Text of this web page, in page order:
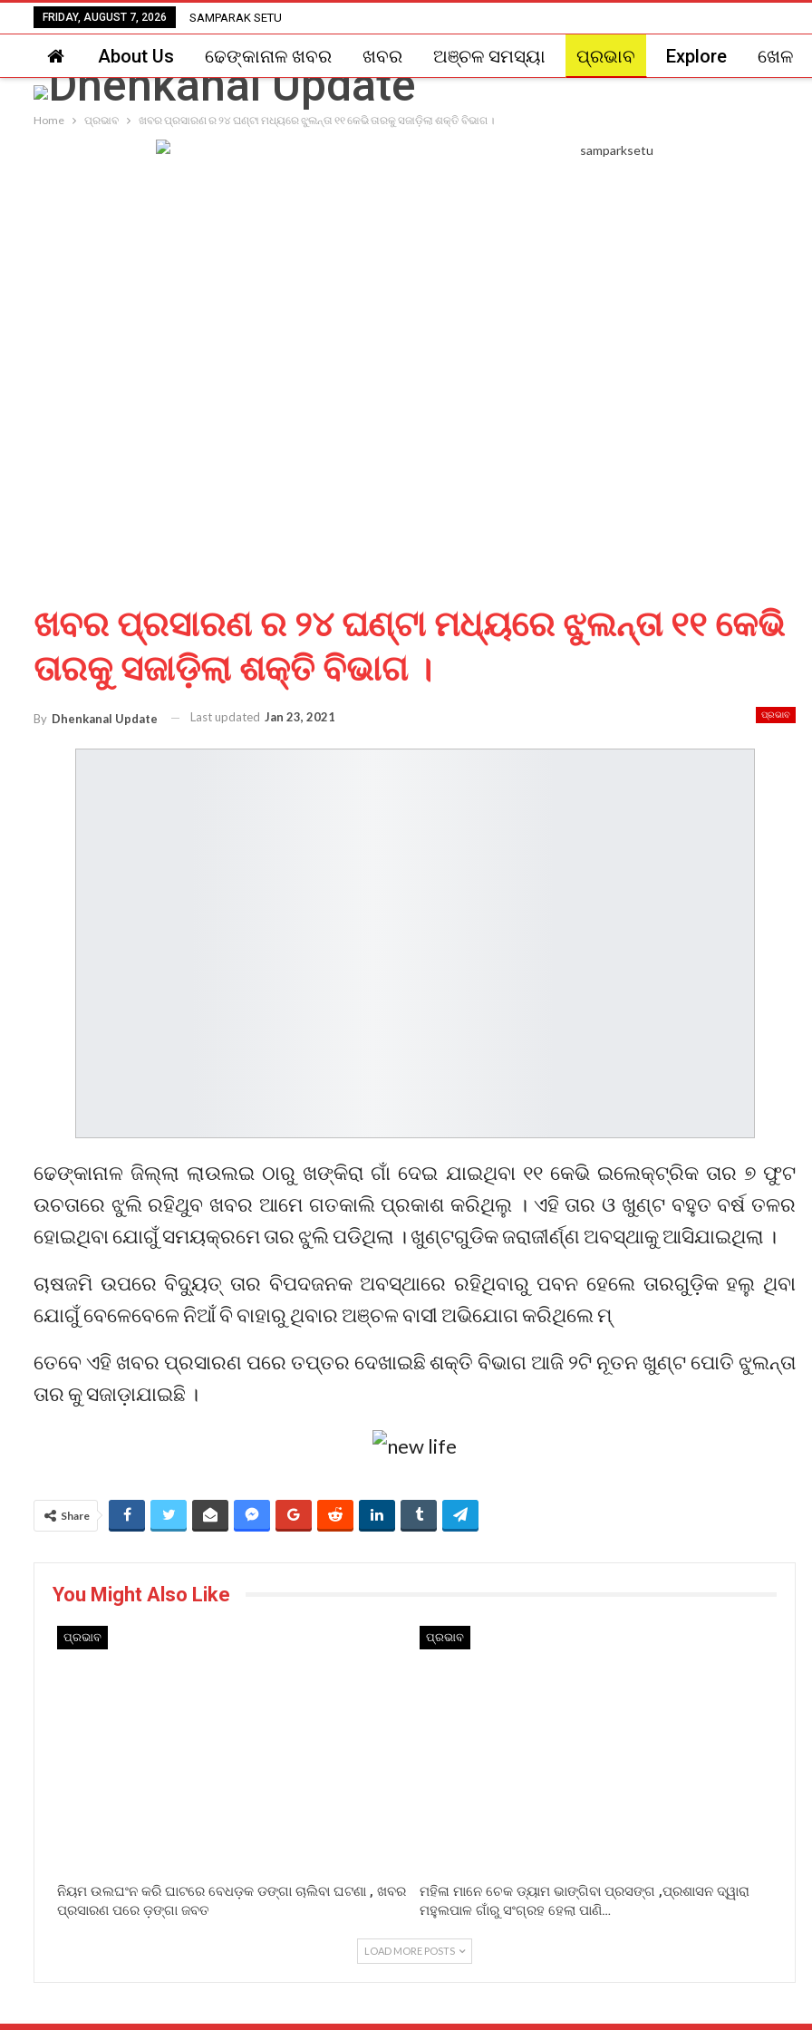
FRIDAY, AUGUST 7, 2026 SAMPARAK SETU
About Us ଢେଙ୍କାନାଳ ଖବର ଖବର ଅଞ୍ଚଳ ସମସ୍ୟା ପ୍ରଭାବ Explore ଖେଳ
Home ପ୍ରଭାବ ଖବର ପ୍ରସାରଣ ର ୨୪ ଘଣ୍ଟା ମଧ୍ୟରେ ଝୁଲନ୍ତା ୧୧ କେଭି ତାରକୁ ସଜାଡ଼ିଲା ଶକ୍ତି ବିଭାଗ ।
ଖବର ପ୍ରସାରଣ ର ୨୪ ଘଣ୍ଟା ମଧ୍ୟରେ ଝୁଲନ୍ତା ୧୧ କେଭି
ତାରକୁ ସଜାଡ଼ିଲା ଶକ୍ତି ବିଭାଗ ।
ପ୍ରଭାବ
By Dhenkanal Update Last updated Jan 23, 2021
ଢେଙ୍କାନାଳ ଜିଲ୍ଲା ଲାଉଲଇ ଠାରୁ ଖଙ୍କିରା ଗାଁ ଦେଇ ଯାଇଥିବା ୧୧ କେଭି ଇଲେକ୍ଟ୍ରିକ ତାର ୭ ଫୁଟ
ଉଚତାରେ ଝୁଲି ରହିଥୁବ ଖବର ଆମେ ଗତକାଲି ପ୍ରକାଶ କରିଥିଲୁ । ଏହି ତାର ଓ ଖୁଣ୍ଟ ବହୁତ ବର୍ଷ ତଳର
ହୋଇଥିବା ଯୋଗୁଁ ସମୟକ୍ରମେ ତାର ଝୁଲି ପଡିଥିଲା । ଖୁଣ୍ଟଗୁଡିକ ଜରାଜୀର୍ଣ୍ଣ ଅବସ୍ଥାକୁ ଆସିଯାଇଥିଲା ।
ଚାଷଜମି ଉପରେ ବିଦ୍ୟୁତ୍ ତାର ବିପଦଜନକ ଅବସ୍ଥାରେ ରହିଥିବାରୁ ପବନ ହେଲେ ତାରଗୁଡ଼ିକ ହଲୁ ଥିବା
ଯୋଗୁଁ ବେଳେବେଳେ ନିଆଁ ବି ବାହାରୁ ଥିବାର ଅଞ୍ଚଳ ବାସୀ ଅଭିଯୋଗ କରିଥିଲେ ମ୍
ତେବେ ଏହି ଖବର ପ୍ରସାରଣ ପରେ ତପ୍ତର ଦେଖାଇଛି ଶକ୍ତି ବିଭାଗ ଆଜି ୨ଟି ନୂତନ ଖୁଣ୍ଟ ପୋତି ଝୁଲନ୍ତା
ତାର କୁ ସଜାଡ଼ାଯାଇଛି ।
Share
You Might Also Like
ପ୍ରଭାବ
ନିୟମ ଉଲଘଂନ କରି ଘାଟରେ ବେଧଡ଼କ ଡଙ୍ଗା ଚାଲିବା ଘଟଣା , ଖବର
ପ୍ରସାରଣ ପରେ ଡ଼ଙ୍ଗା ଜବତ
ପ୍ରଭାବ
ମହିଳା ମାନେ ଚେକ ଡ୍ୟାମ ଭାଙ୍ଗିବା ପ୍ରସଙ୍ଗ ,ପ୍ରଶାସନ ଦ୍ୱାରା
ମହୁଲପାଳ ଗାଁରୁ ସଂଗ୍ରହ ହେଲା ପାଣି…
LOAD MORE POSTS